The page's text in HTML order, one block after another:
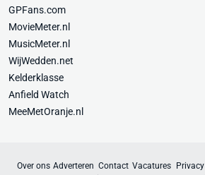
GPFans.com
MovieMeter.nl
MusicMeter.nl
WijWedden.net
Kelderklasse
Anfield Watch
MeeMetOranje.nl
Over ons Adverteren Contact Vacatures Privacy